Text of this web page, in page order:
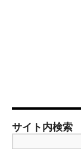
サイト内検索